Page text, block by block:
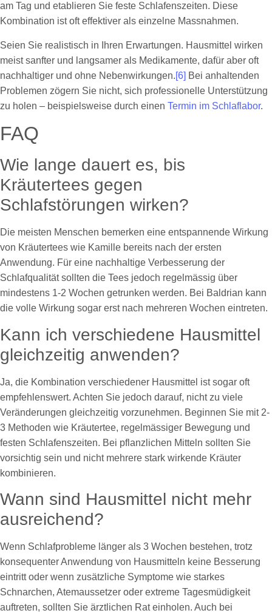
am Tag und etablieren Sie feste Schlafenszeiten. Diese
Kombination ist oft effektiver als einzelne Massnahmen.
Seien Sie realistisch in Ihren Erwartungen. Hausmittel wirken
meist sanfter und langsamer als Medikamente, dafür aber oft
nachhaltiger und ohne Nebenwirkungen.[6] Bei anhaltenden
Problemen zögern Sie nicht, sich professionelle Unterstützung
zu holen – beispielsweise durch einen Termin im Schlaflabor.
FAQ
Wie lange dauert es, bis
Kräutertees gegen
Schlafstörungen wirken?
Die meisten Menschen bemerken eine entspannende Wirkung
von Kräutertees wie Kamille bereits nach der ersten
Anwendung. Für eine nachhaltige Verbesserung der
Schlafqualität sollten die Tees jedoch regelmässig über
mindestens 1-2 Wochen getrunken werden. Bei Baldrian kann
die volle Wirkung sogar erst nach mehreren Wochen eintreten.
Kann ich verschiedene Hausmittel
gleichzeitig anwenden?
Ja, die Kombination verschiedener Hausmittel ist sogar oft
empfehlenswert. Achten Sie jedoch darauf, nicht zu viele
Veränderungen gleichzeitig vorzunehmen. Beginnen Sie mit 2-
3 Methoden wie Kräutertee, regelmässiger Bewegung und
festen Schlafenszeiten. Bei pflanzlichen Mitteln sollten Sie
vorsichtig sein und nicht mehrere stark wirkende Kräuter
kombinieren.
Wann sind Hausmittel nicht mehr
ausreichend?
Wenn Schlafprobleme länger als 3 Wochen bestehen, trotz
konsequenter Anwendung von Hausmitteln keine Besserung
eintritt oder wenn zusätzliche Symptome wie starkes
Schnarchen, Atemaussetzer oder extreme Tagesmüdigkeit
auftreten, sollten Sie ärztlichen Rat einholen. Auch bei